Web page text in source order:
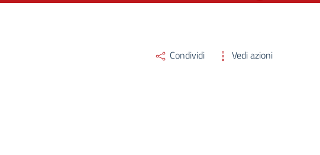
Condividi Vedi azioni